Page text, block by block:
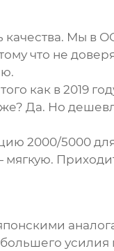
качества. Мы в
что не
как в 2019
Да. Но
2000/5000
большего